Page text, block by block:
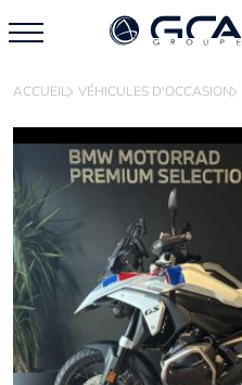
ACCUEIL VÉHICULES D'OCCASION